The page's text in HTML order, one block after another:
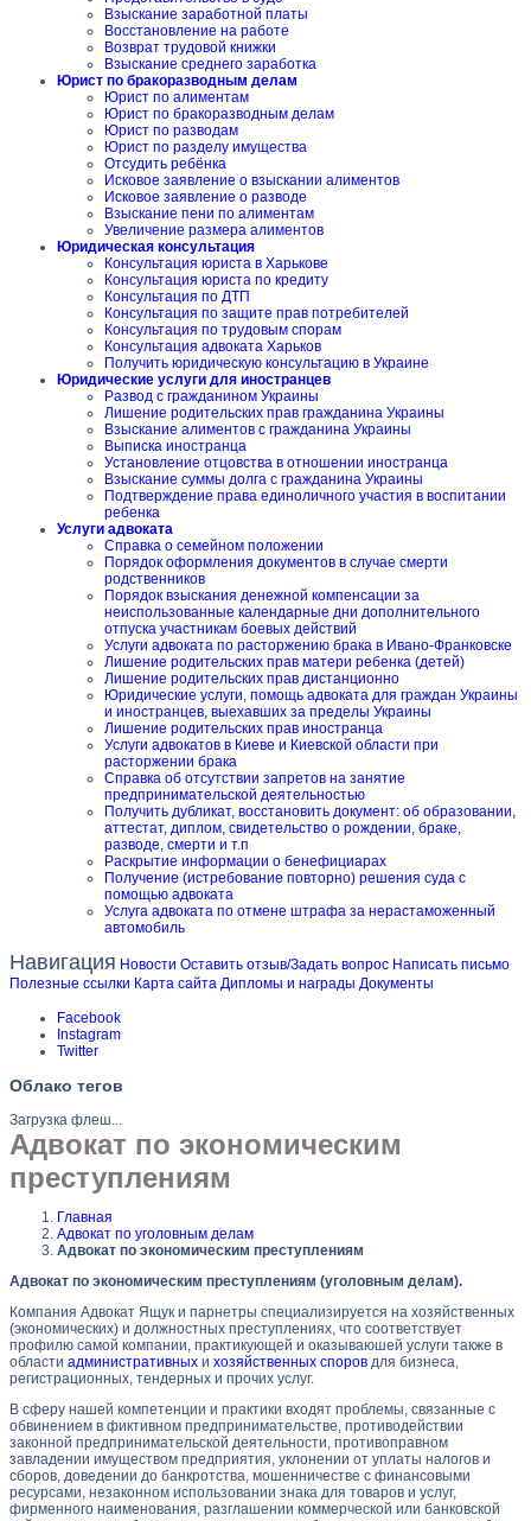
Взыскание заработной платы
Восстановление на работе
Возврат трудовой книжки
Взыскание среднего заработка
Юрист по бракоразводным делам
Юрист по алиментам
Юрист по бракоразводным делам
Юрист по разводам
Юрист по разделу имущества
Отсудить ребёнка
Исковое заявление о взыскании алиментов
Исковое заявление о разводе
Взыскание пени по алиментам
Увеличение размера алиментов
Юридическая консультация
Консультация юриста в Харькове
Консультация юриста по кредиту
Консультация по ДТП
Консультация по защите прав потребителей
Консультация по трудовым спорам
Консультация адвоката Харьков
Получить юридическую консультацию в Украине
Юридические услуги для иностранцев
Развод с гражданином Украины
Лишение родительских прав гражданина Украины
Взыскание алиментов с гражданина Украины
Выписка иностранца
Установление отцовства в отношении иностранца
Взыскание суммы долга с гражданина Украины
Подтверждение права единоличного участия в воспитании
ребенка
Услуги адвоката
Справка о семейном положении
Порядок оформления документов в случае смерти
родственников
Порядок взыскания денежной компенсации за
неиспользованные календарные дни дополнительного
отпуска участникам боевых действий
Услуги адвоката по расторжению брака в Ивано-Франковске
Лишение родительских прав матери ребенка (детей)
Лишение родительских прав дистанционно
Юридические услуги, помощь адвоката для граждан Украины
и иностранцев, выехавших за пределы Украины
Лишение родительских прав иностранца
Услуги адвокатов в Киеве и Киевской области при
расторжении брака
Справка об отсутствии запретов на занятие
предпринимательской деятельностью
Получить дубликат, восстановить документ: об образовании,
аттестат, диплом, свидетельство о рождении, браке,
разводе, смерти и т.п
Раскрытие информации о бенефициарах
Получение (истребование повторно) решения суда с
помощью адвоката
Услуга адвоката по отмене штрафа за нерастаможенный
автомобиль
Навигация Новости Оставить отзыв/Задать вопрос Написать письмо
Полезные ссылки Карта сайта Дипломы и награды Документы
Facebook
Instagram
Twitter
Облако тегов
Загрузка флеш...
Адвокат по экономическим
преступлениям
Главная
Адвокат по уголовным делам
Адвокат по экономическим преступлениям
Адвокат по экономическим преступлениям (уголовным делам).
Компания Адвокат Ящук и парнетры специализируется на хозяйственных
(экономических) и должностных преступлениях, что соответствует
профилю самой компании, практикующей и оказываюшей услуги также в
области административных и хозяйственных споров для бизнеса,
регистрационных, тендерных и прочих услуг.
В сферу нашей компетенции и практики входят проблемы, связанные с
обвинением в фиктивном предпринимательстве, противодействии
законной предпринимательской деятельности, противоправном
завладении имуществом предприятия, уклонении от уплаты налогов и
сборов, доведении до банкротства, мошенничестве с финансовыми
ресурсами, незаконном использовании знака для товаров и услуг,
фирменного наименования, разглашении коммерческой или банковской